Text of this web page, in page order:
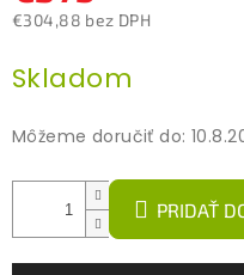
€304,88 bez DPH
cena:
Skladom
Môžeme doručiť do:
PRIDAŤ